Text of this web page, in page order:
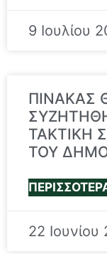
9 Ιουλίου
ΠΙΝΑΚΑΣ
TAKTIKH
ΤΟΥ
22 Ιουνίου